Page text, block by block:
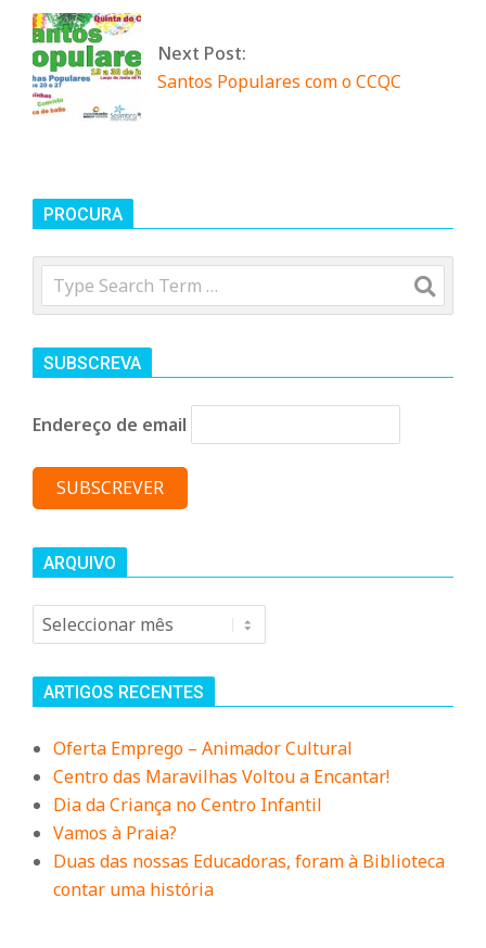
n
d
Next Post:
Santos Populares com o CCQC
PROCURA
Search
SUBSCREVA
Endereço de email
ARQUIVO
Arquivo
ARTIGOS RECENTES
Oferta Emprego – Animador Cultural
Centro das Maravilhas Voltou a Encantar!
Dia da Criança no Centro Infantil
Vamos à Praia?
Duas das nossas Educadoras, foram à Biblioteca
contar uma história